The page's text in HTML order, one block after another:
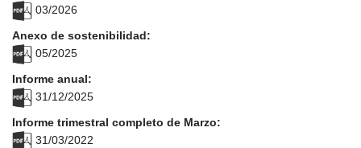
03/2026
Anexo de sostenibilidad:
05/2025
Informe anual:
31/12/2025
Informe trimestral completo de Marzo:
31/03/2022